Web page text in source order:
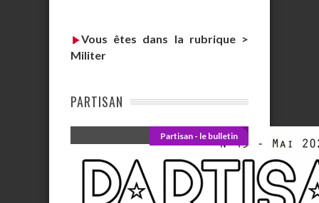
Vous êtes dans la rubrique >
Militer
PARTISAN
Partisan - le bulletin